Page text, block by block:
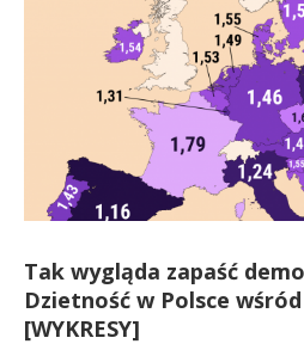
Tak wygląda zapaść
Dzietność w Polsce
[WYKRESY]